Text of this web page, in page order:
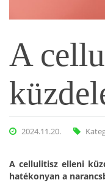
A
2024.11.20.
A cellulitisz elleni
hatékonyan a